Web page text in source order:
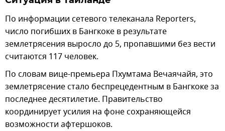
По информации сетевого телеканала Reporters,
число погибших в Бангкоке в результате
землетрясения выросло до 5, пропавшими без вести
считаются 117 человек.
По словам вице-премьера Пхумтама Вечаячайя, это
землетрясение стало беспрецедентным в Бангкоке за
последнее десятилетие. Правительство
координирует усилия на фоне сохраняющейся
возможности афтершоков.